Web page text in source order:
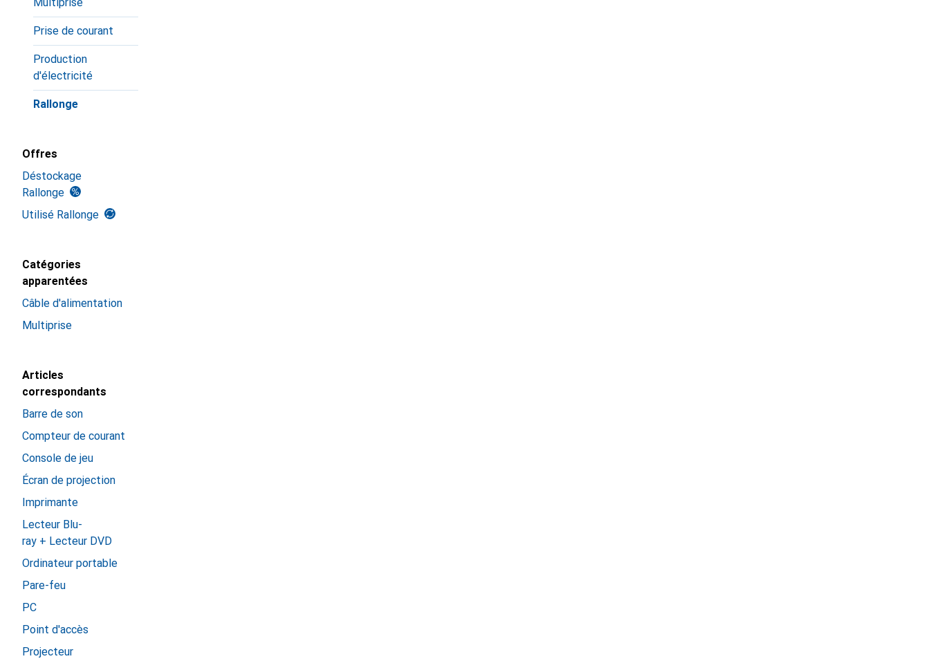
Prise de courant
Production
d'électricité
Rallonge
Offres
Déstockage
Rallonge
Utilisé Rallonge
Catégories
apparentées
Câble d'alimentation
Multiprise
Articles
correspondants
Barre de son
Compteur de courant
Console de jeu
Écran de projection
Imprimante
Lecteur Blu-
ray + Lecteur DVD
Ordinateur portable
Pare-feu
PC
Point d'accès
Projecteur